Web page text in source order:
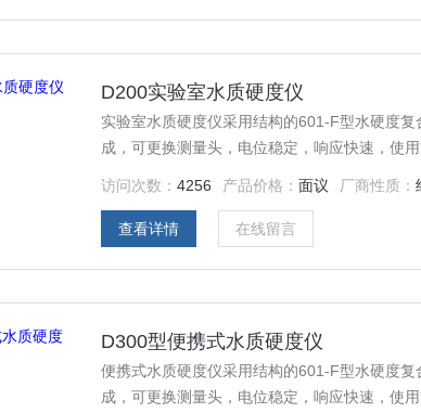
D200实验室水质硬度仪
实验室水质硬度仪采用结构的601-F型水硬度
成，可更换测量头，电位稳定，响应快速，使用
访问次数：4256 产品价格：面议 厂商性质：
查看详情 在线留言
D300型便携式水质硬度仪
便携式水质硬度仪采用结构的601-F型水硬度
成，可更换测量头，电位稳定，响应快速，使用